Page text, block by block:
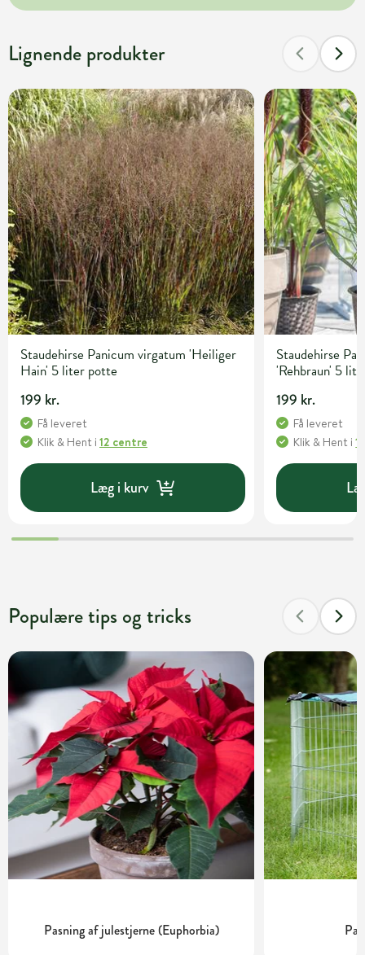
Lignende produkter
Staudehirse Panicum virgatum 'Heiliger
Hain' 5 liter potte
199 kr.
Få leveret
Klik & Hent i 12 centre
Læg i kurv
Staudehirse
'Rehbraun' 5
199 kr.
Få leveret
Klik & Hent i
Populære tips og tricks
Pasning af julestjerne (Euphorbia)